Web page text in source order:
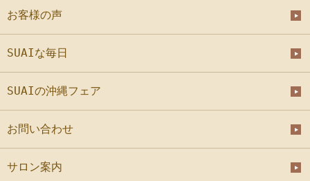
お客様の声
SUAIな毎日
SUAIの沖縄フェア
お問い合わせ
サロン案内